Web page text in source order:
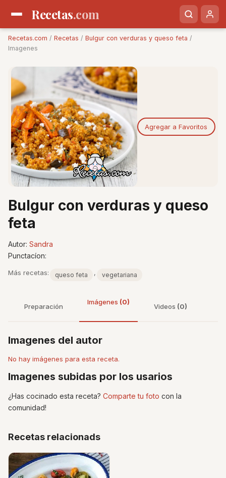
Recetas.com
Recetas.com / Recetas / Bulgur con verduras y queso feta /
Imagenes
Agregar a Favoritos
Bulgur con verduras y queso
feta
Autor: Sandra
Punctacíon:
Más recetas: queso feta , vegetariana
Preparación
Imágenes (0)
Videos (0)
Imagenes del autor
No hay imágenes para esta receta.
Imagenes subidas por los usarios
¿Has cocinado esta receta? Comparte tu foto con la
comunidad!
Recetas relacionads